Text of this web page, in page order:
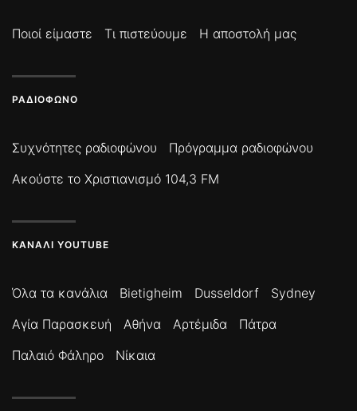
Ποιοί είμαστε Τι πιστεύουμε Η αποστολή μας
ΡΑΔΙΌΦΩΝΟ
Συχνότητες ραδιοφώνου
Πρόγραμμα ραδιοφώνου
Ακούστε το Χριστιανισμό 104,3 FM
ΚΑΝΆΛΙ YOUTUBE
Όλα τα κανάλια Bietigheim Dusseldorf
Sydney
Αγία Παρασκευή
Αθήνα Αρτέμιδα
Πάτρα
Παλαιό Φάληρο
Νίκαια